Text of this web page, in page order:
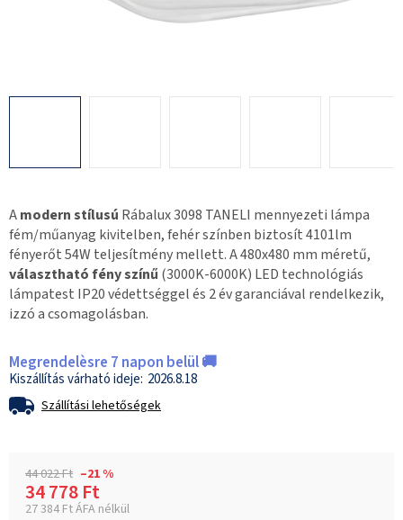
Amodern stílusú Rábalux 3098 TANELI mennyezeti lámpa
fém/műanyag kivitelben, fehér színben biztosít 4101lm
fényerőt 54W teljesítmény mellett. A 480x480 mm méretű,
választható fény színű (3000K-6000K) LED technológiás
lámpatest IP20 védettséggel és 2 év garanciával rendelkezik,
izzó a csomagolásban.
Megrendelèsre 7 napon belül 🚚
2026.8.18
Szállítási lehetőségek
44 022 Ft –21 %
34 778 Ft
27 384 Ft ÁFA nélkül